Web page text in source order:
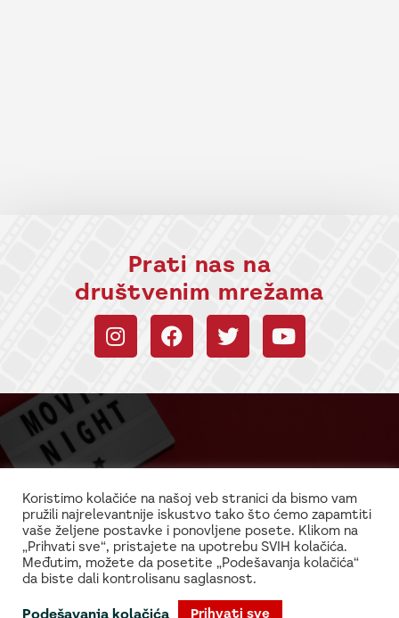
Prati nas na
društvenim mrežama
informacijama!
Najnovije vesti iz sveta filma i glume
Koristimo kolačiće na našoj veb stranici da bismo vam
pružili najrelevantnije iskustvo tako što ćemo zapamtiti
vaše željene postavke i ponovljene posete. Klikom na
„Prihvati sve“, pristajete na upotrebu SVIH kolačića.
Međutim, možete da posetite „Podešavanja kolačića“
da biste dali kontrolisanu saglasnost.
Podešavanja kolačića Prihvati sve